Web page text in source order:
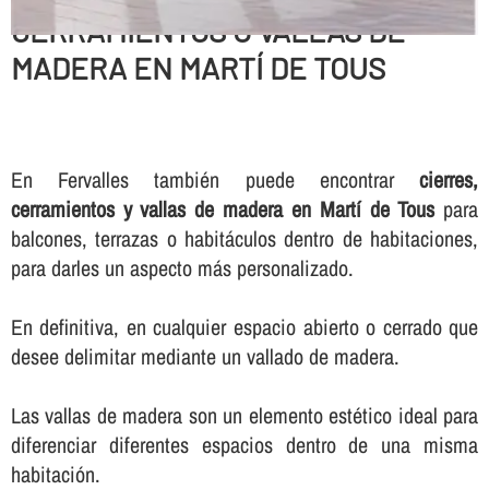
CERRAMIENTOS O VALLAS DE
MADERA EN MARTÍ DE TOUS
En Fervalles también puede encontrarcierres,
cerramientos y vallas de madera en Martí de Touspara
balcones, terrazas o habitáculos dentro de habitaciones,
para darles un aspecto más personalizado.
En definitiva, en cualquier espacio abierto o cerrado que
desee delimitar mediante un vallado de madera.
Las vallas de madera son un elemento estético ideal para
diferenciar diferentes espacios dentro de una misma
habitación.